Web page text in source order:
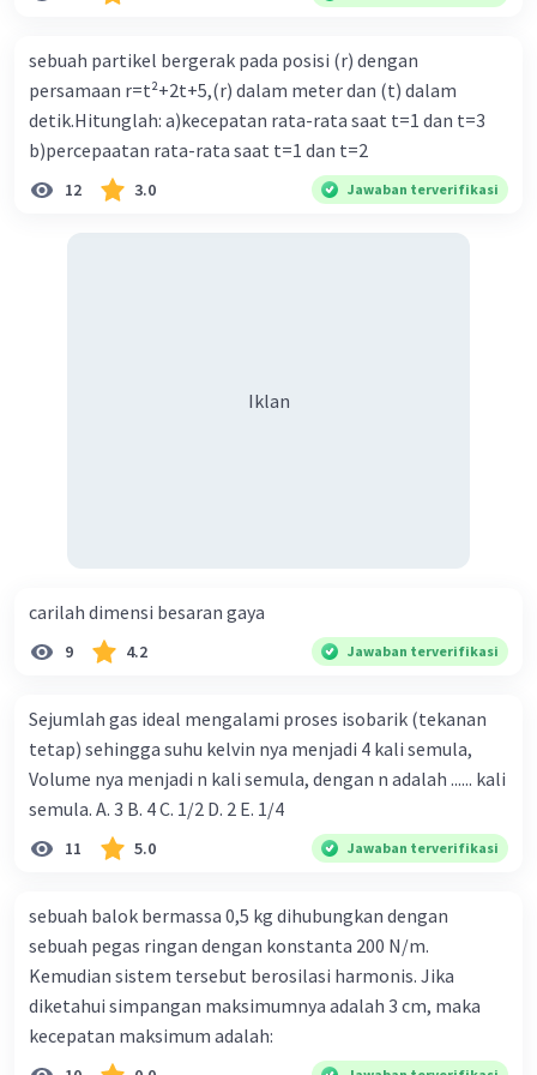
sebuah partikel bergerak pada posisi (r) dengan
persamaan r=t²+2t+5,(r) dalam meter dan (t) dalam
detik.Hitunglah: a)kecepatan rata-rata saat t=1 dan t=3
b)percepaatan rata-rata saat t=1 dan t=2
12 3.0 Jawaban terverifikasi
Iklan
carilah dimensi besaran gaya
9 4.2 Jawaban terverifikasi
Sejumlah gas ideal mengalami proses isobarik (tekanan
tetap) sehingga suhu kelvin nya menjadi 4 kali semula,
Volume nya menjadi n kali semula, dengan n adalah ...... kali
semula. A. 3 B. 4 C. 1/2 D. 2 E. 1/4
11 5.0 Jawaban terverifikasi
sebuah balok bermassa 0,5 kg dihubungkan dengan
sebuah pegas ringan dengan konstanta 200 N/m.
Kemudian sistem tersebut berosilasi harmonis. Jika
diketahui simpangan maksimumnya adalah 3 cm, maka
kecepatan maksimum adalah: